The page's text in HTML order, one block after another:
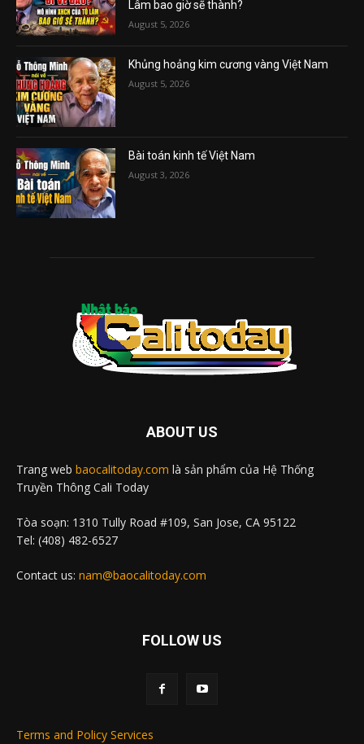
Lâm bao giờ sẽ thành?
August 5, 2026
Khủng hoảng kim cương vàng Việt Nam
August 5, 2026
Bài toán kinh tế Việt Nam
August 3, 2026
ABOUT US
Trang web baocalitoday.com là sản phẩm của Hệ Thống
Truyền Thông Cali Today
Tòa soạn: 1310 Tully Road #109, San Jose, CA 95122
Tel: (408) 482-6527
Contact us: nam@baocalitoday.com
FOLLOW US
Terms and Policy Services